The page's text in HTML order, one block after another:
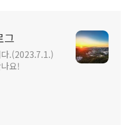
그
다.(2023.7.1.)
요!